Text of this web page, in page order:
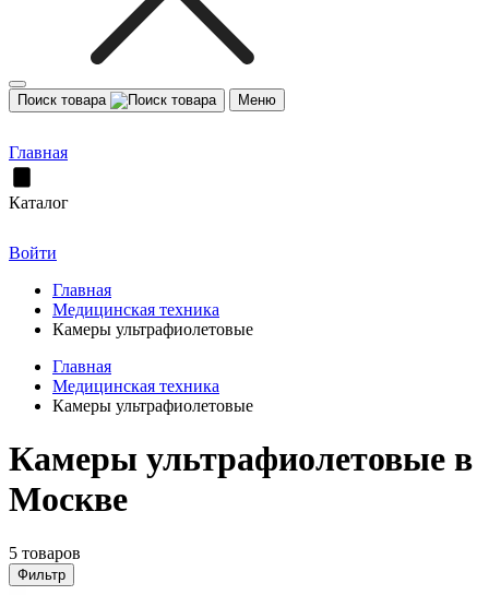
Поиск товара Меню
Главная
Каталог
Войти
Главная
Медицинская техника
Камеры ультрафиолетовые
Главная
Медицинская техника
Камеры ультрафиолетовые
Камеры ультрафиолетовые в
Москве
5 товаров
Фильтр